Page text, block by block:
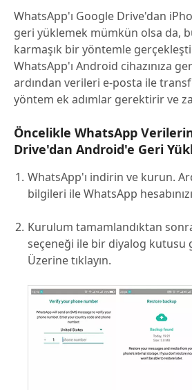
WhatsApp'ı Google Drive'dan
geri yüklemek mümkün olsa da,
karmaşık bir yöntemle
WhatsApp'ı Android cihazınıza
ardından verileri e-posta ile
yöntem ek adımlar gerektirir ve
Öncelikle WhatsApp
Drive'dan Android'e Geri
WhatsApp'ı indirin ve kurun.
bilgileri ile WhatsApp
Kurulum tamamlandıktan
seçeneği ile bir diyalog kutusu
Üzerine tıklayın.